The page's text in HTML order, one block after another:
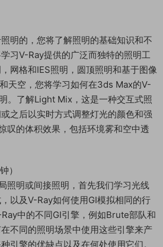
明的，您将了解照明的基础知识和不
习V-Ray提供的广泛而独特的照明工
网格和IES照明，圆顶照明和基于图像
天空，您将学习如何在3ds Max的V-
。了解Light Mix，这是一种交互式照
之后以实时方式调整灯光的颜色和强
叹的体积效果，包括环境雾和空中透
）
照明或间接照明，首先我们学习光线
以及V-Ray如何使用GI模拟相同的行
中的不同GI引擎，例如Brute部队和
不同的照明场景中使用这些引擎来产
引擎的优缺点以及在何处使用它们。